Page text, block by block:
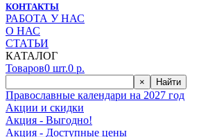
КОНТАКТЫ
РАБОТА У НАС
О НАС
СТАТЬИ
КАТАЛОГ
Товаров0 шт.0 р.
× Найти
Православные календари на 2027 год
Акции и скидки
Акция - Выгодно!
Акция - Доступные цены